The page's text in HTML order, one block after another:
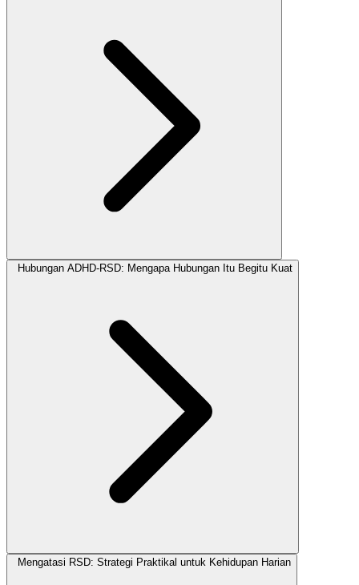
Hubungan ADHD-RSD: Mengapa Hubungan Itu Begitu Kuat
Mengatasi RSD: Strategi Praktikal untuk Kehidupan Harian